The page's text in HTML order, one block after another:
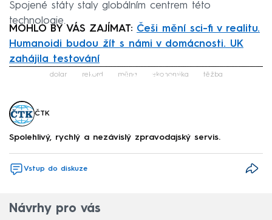
Spojené státy staly globálním centrem této
technologie.
MOHLO BY VÁS ZAJÍMAT: Češi mění sci-fi v realitu.
Humanoidi budou žít s námi v domácnosti. UK
zahájila testování
Failed to fetch
dolar rekord měna ekonomika těžba
ČTK
Spolehlivý, rychlý a nezávislý zpravodajský servis.
Vstup do diskuze
Návrhy pro vás